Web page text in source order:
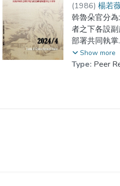
(1986)楊若
斡魯朵官分
者之下各設
部署共同執
農業人口透
體而言,契丹
Show more
Type: Peer